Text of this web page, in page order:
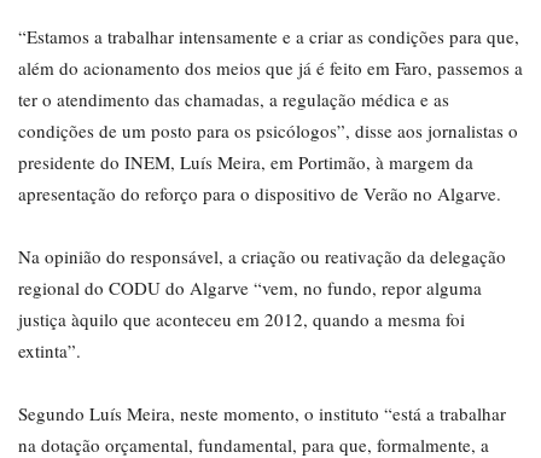
“Estamos a trabalhar intensamente e a criar as condições para que,
além do acionamento dos meios que já é feito em Faro, passemos a
ter o atendimento das chamadas, a regulação médica e as
condições de um posto para os psicólogos”, disse aos jornalistas o
presidente do INEM, Luís Meira, em Portimão, à margem da
apresentação do reforço para o dispositivo de Verão no Algarve.
Na opinião do responsável, a criação ou reativação da delegação
regional do CODU do Algarve “vem, no fundo, repor alguma
justiça àquilo que aconteceu em 2012, quando a mesma foi
extinta”.
Segundo Luís Meira, neste momento, o instituto “está a trabalhar
na dotação orçamental, fundamental, para que, formalmente, a